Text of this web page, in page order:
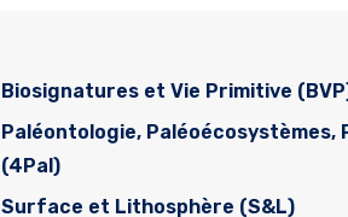
Biosignatures et Vie Primitive
Paléontologie,
(4Pal)
Surface et Lithosphère (S&L)